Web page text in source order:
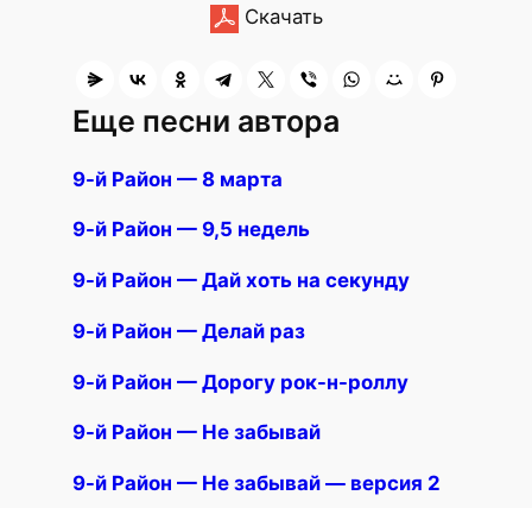
Скачать
Еще песни автора
9-й Район — 8 марта
9-й Район — 9,5 недель
9-й Район — Дай хоть на секунду
9-й Район — Делай раз
9-й Район — Дорогу рок-н-роллу
9-й Район — Не забывай
9-й Район — Не забывай — версия 2